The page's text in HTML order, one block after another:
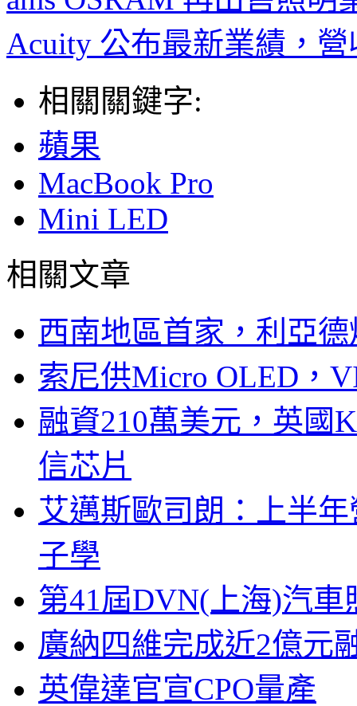
Acuity 公布最新業績，
相關關鍵字:
蘋果
MacBook Pro
Mini LED
相關文章
西南地區首家，利亞
索尼供Micro OLED，
融資210萬美元，英國
信芯片
艾邁斯歐司朗：上半
子學
第41屆DVN(上海)汽
廣納四維完成近2億元
英偉達官宣CPO量產